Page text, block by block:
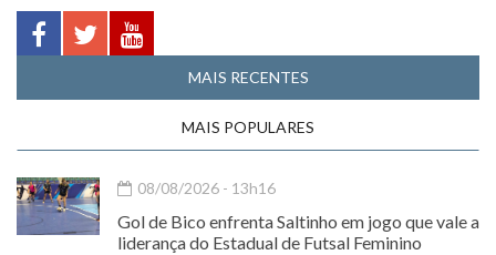
MAIS RECENTES
MAIS POPULARES
08/08/2026 - 13h16
Gol de Bico enfrenta Saltinho em jogo que vale a
liderança do Estadual de Futsal Feminino